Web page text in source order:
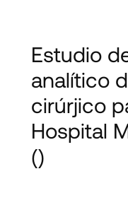
Estudio
analítico
cirúrjico
Hospital
()